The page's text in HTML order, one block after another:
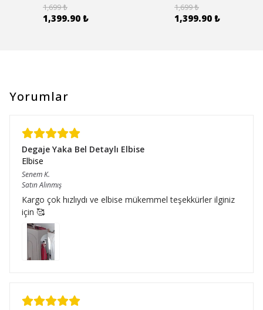
1,699 ₺
1,399.90 ₺
1,699 ₺
1,399.90 ₺
Yorumlar
Degaje Yaka Bel Detaylı Elbise
Elbise
SenemK.
Satın Alınmış
Kargo çok hızlıydı ve elbise mükemmel teşekkürler ilginiz
için 🥰